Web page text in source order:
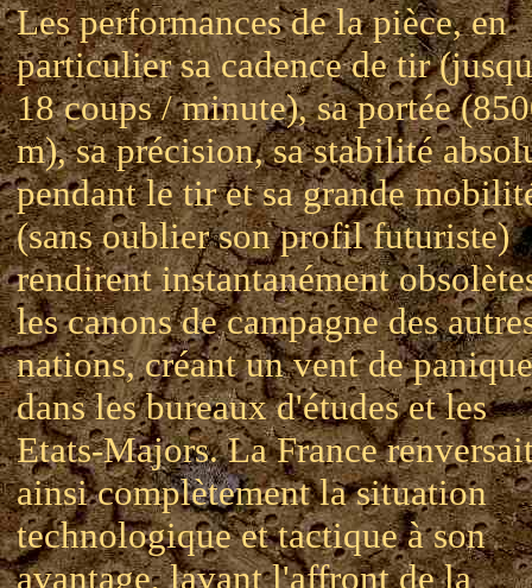
Les performances de la pièce, en
particulier sa cadence de tir
18 coups / minute), sa portée
m), sa précision, sa stabilité
pendant le tir et sa grande
(sans oublier son profil futuriste)
rendirent instantanément
les canons de campagne des
nations, créant un vent de panique
dans les bureaux d'études et les
Etats-Majors. La France
ainsi complètement la situation
technologique et tactique à son
avantage, lavant l'affront de la